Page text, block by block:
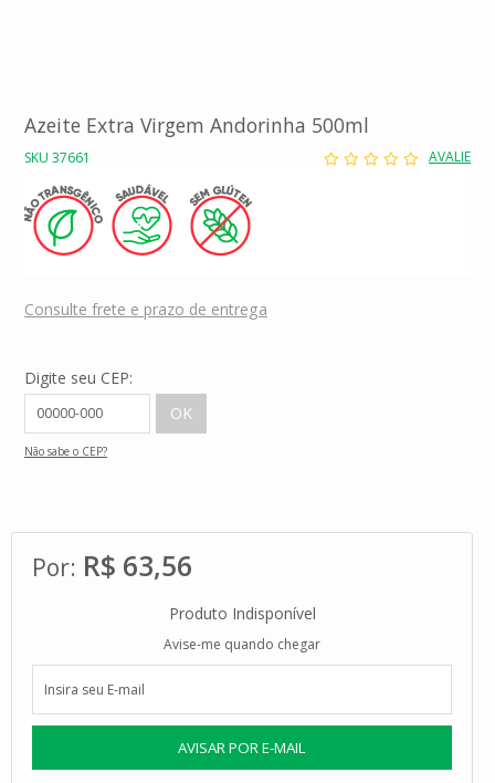
Azeite Extra Virgem Andorinha 500ml
SKU 37661 AVALIE
Consulte frete e prazo de entrega
Digite seu CEP:
Não sabe o CEP?
R$ 63,56
Produto Indisponível
Avise-me quando chegar